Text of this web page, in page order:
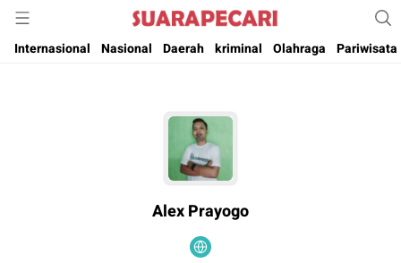
Suara Pecari
Suara Pencerahan Anak Negeri ( Berita Aktual & Terpercaya )
Internasional
Nasional Daerah kriminal Olahraga Pariwisata
Alex Prayogo